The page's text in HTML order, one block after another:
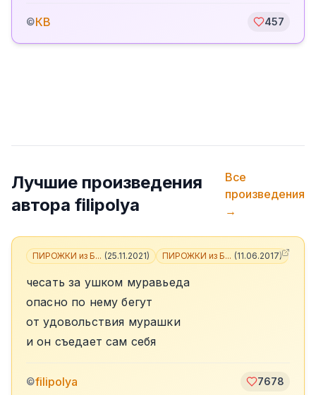
©КВ 457
Лучшие произведения
автора filipolya
Все
произведения
→
ПИРОЖКИ из Б... (25.11.2021) ПИРОЖКИ из Б... (11.06.2017)
чесать за ушком муравьеда
опасно по нему бегут
от удовольствия мурашки
и он съедает сам себя
©filipolya 7678